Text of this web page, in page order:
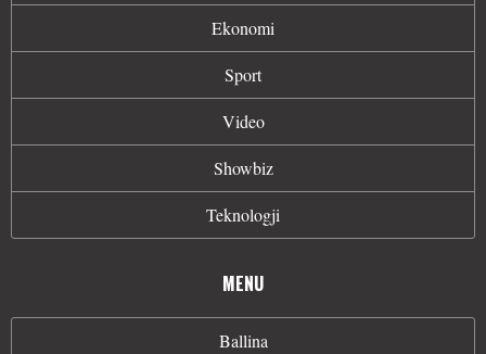
Ekonomi
Sport
Video
Showbiz
Teknologji
MENU
Ballina